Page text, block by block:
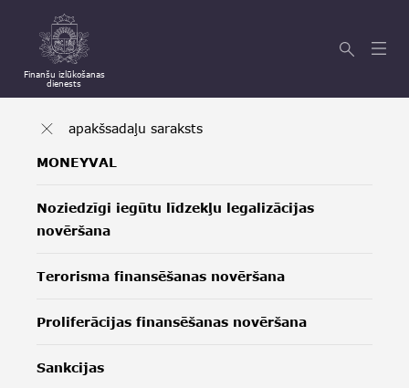
Finanšu izlūkošanas
dienests
apakšsadaļu saraksts
MONEYVAL
Noziedzīgi iegūtu līdzekļu legalizācijas
novēršana
Terorisma finansēšanas novēršana
Proliferācijas finansēšanas novēršana
Sankcijas